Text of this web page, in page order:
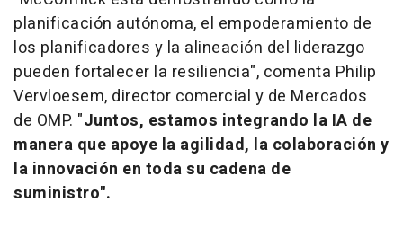
planificación autónoma, el empoderamiento de
los planificadores y la alineación del liderazgo
pueden fortalecer la resiliencia", comenta Philip
Vervloesem, director comercial y de Mercados
de OMP. "Juntos, estamos integrando la IA de
manera que apoye la agilidad, la colaboración y
la innovación en toda su cadena de
suministro".